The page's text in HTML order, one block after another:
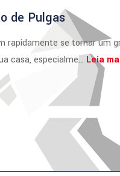
de Pulgas
rapidamente se tornar um
casa, especialme... Leia